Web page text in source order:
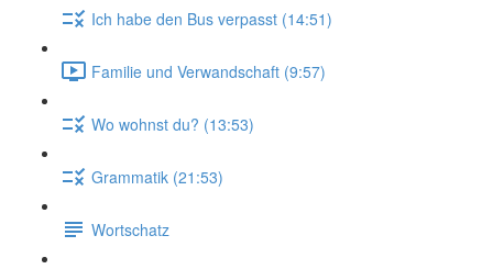
Ich habe den Bus verpasst (14:51)
Familie und Verwandschaft (9:57)
Wo wohnst du? (13:53)
Grammatik (21:53)
Wortschatz